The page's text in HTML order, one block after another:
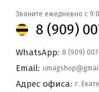
Звоните ежедневно с
8 (909)
WhatsApp: 8 (909)
Email:
Адрес офиса: г.